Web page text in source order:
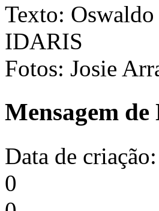
Texto:
IDARIS
Fotos: Josie
Mensagem
Data de
0